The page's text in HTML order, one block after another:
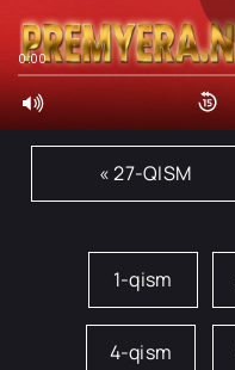
0:00
« 27-QISM
1-qism
4-qism